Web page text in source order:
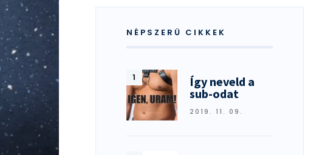
NÉPSZERŰ CIKKEK
Így neveld a
sub-odat
2019. 11. 09.